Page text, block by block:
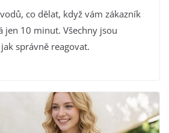
co dělat, když vám zákazník
jen 10 minut. Všechny jsou
správně reagovat.